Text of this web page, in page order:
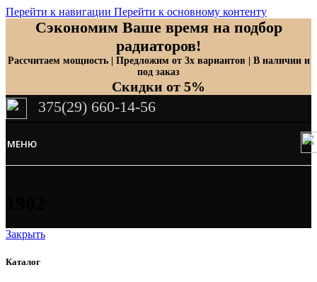
Перейти к навигации Перейти к основному контенту
Сэкономим Ваше время на подбор
радиаторов!
Рассчитаем мощность | Предложим от 3х вариантов | В наличии и
под заказ
Скидки от 5%
375(29) 660-14-56
МЕНЮ
Закрыть
Каталог